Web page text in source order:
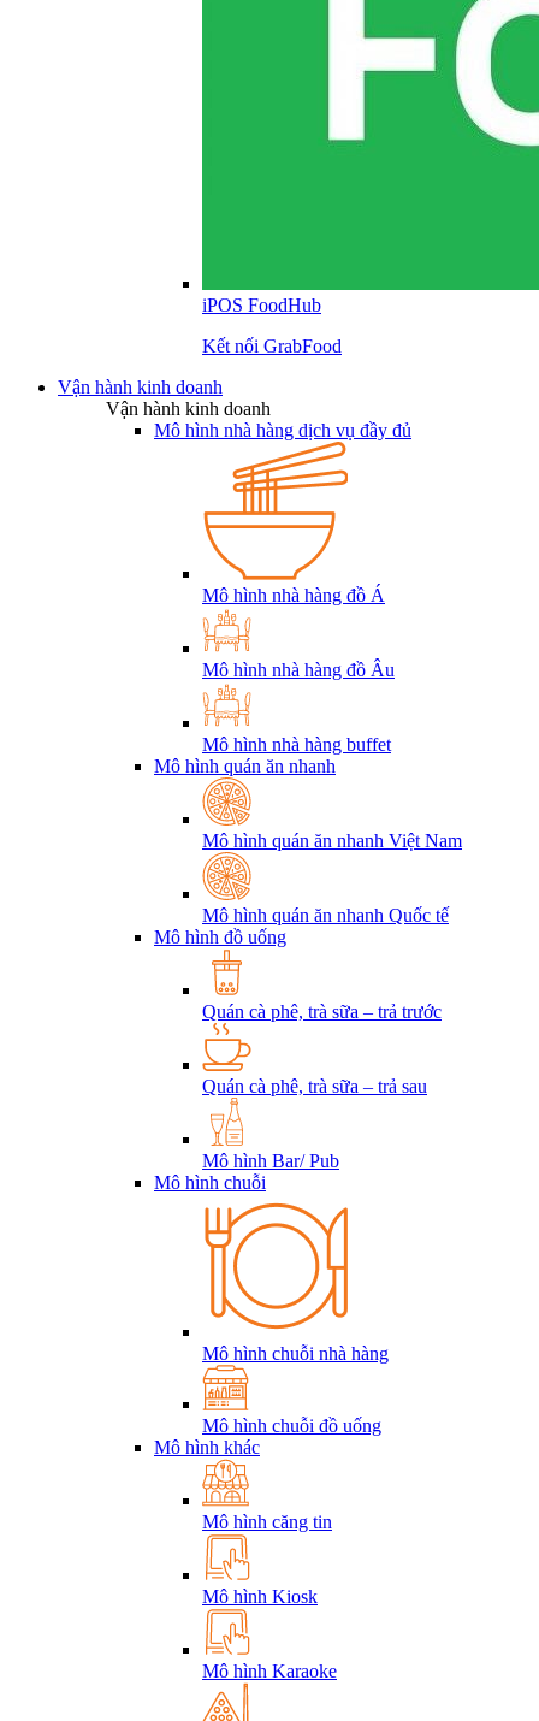
iPOS FoodHub
Kết nối GrabFood
Vận hành kinh doanh
Vận hành kinh doanh
Mô hình nhà hàng dịch vụ đầy đủ
Mô hình nhà hàng đồ Á
Mô hình nhà hàng đồ Âu
Mô hình nhà hàng buffet
Mô hình quán ăn nhanh
Mô hình quán ăn nhanh Việt Nam
Mô hình quán ăn nhanh Quốc tế
Mô hình đồ uống
Quán cà phê, trà sữa – trả trước
Quán cà phê, trà sữa – trả sau
Mô hình Bar/ Pub
Mô hình chuỗi
Mô hình chuỗi nhà hàng
Mô hình chuỗi đồ uống
Mô hình khác
Mô hình căng tin
Mô hình Kiosk
Mô hình Karaoke